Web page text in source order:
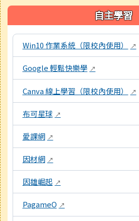
自主學習
本區域包含數位學習資源連結，點擊
Win10 作業系統（限校內使用） ↗
Google 輕鬆快樂學 ↗
Canva 線上學習（限校內使用） ↗
布可星球 ↗
愛課網 ↗
因材網 ↗
因雄崛起 ↗
PagameO ↗